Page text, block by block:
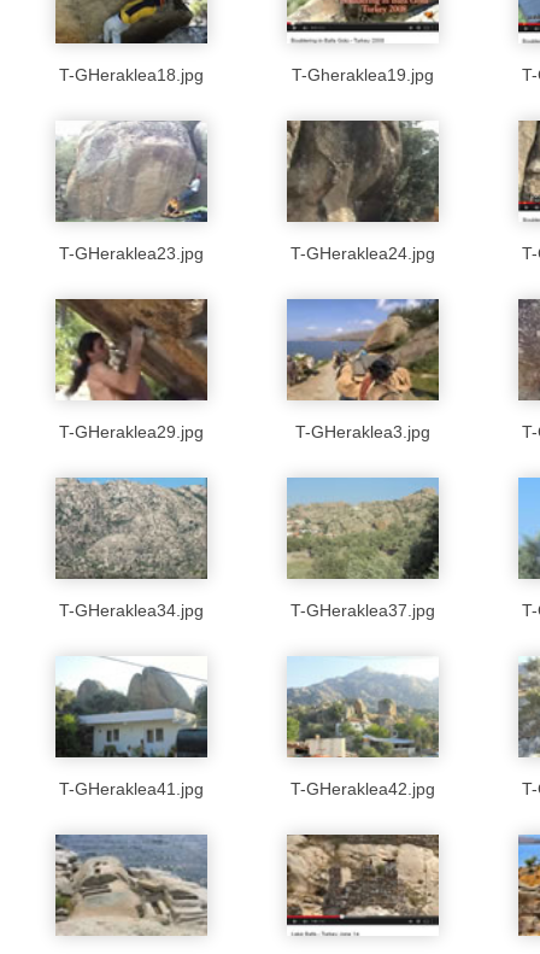
T-GHeraklea18.jpg T-Gheraklea19.jpg
T-GHeraklea23.jpg T-GHeraklea24.jpg
T-GHeraklea29.jpg T-GHeraklea3.jpg
T-GHeraklea34.jpg T-GHeraklea37.jpg
T-GHeraklea41.jpg T-GHeraklea42.jpg